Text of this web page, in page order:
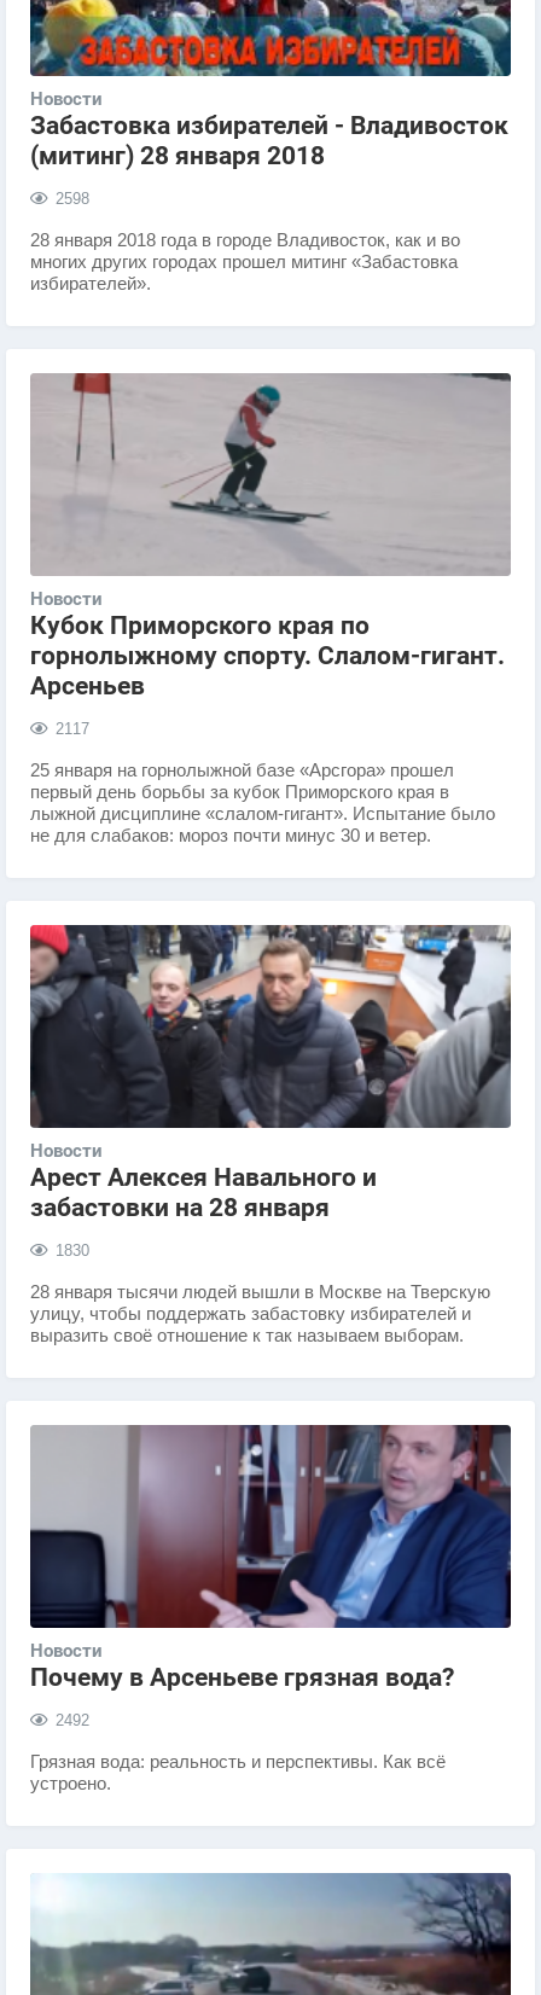
Новости
Забастовка избирателей - Владивосток
(митинг) 28 января 2018
2598
28 января 2018 года в городе Владивосток, как и во
многих других городах прошел митинг «Забастовка
избирателей».
Новости
Кубок Приморского края по
горнолыжному спорту. Слалом-гигант.
Арсеньев
2117
25 января на горнолыжной базе «Арсгора» прошел
первый день борьбы за кубок Приморского края в
лыжной дисциплине «слалом-гигант». Испытание было
не для слабаков: мороз почти минус 30 и ветер.
Новости
Арест Алексея Навального и
забастовки на 28 января
1830
28 января тысячи людей вышли в Москве на Тверскую
улицу, чтобы поддержать забастовку избирателей и
выразить своё отношение к так называем выборам.
Новости
Почему в Арсеньеве грязная вода?
2492
Грязная вода: реальность и перспективы. Как всё
устроено.